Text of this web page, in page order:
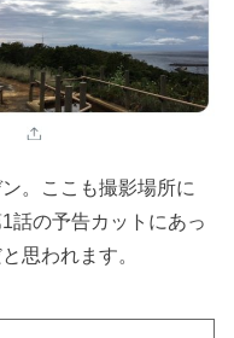
。ここも撮影場所に
話の予告カットにあっ
思われます。